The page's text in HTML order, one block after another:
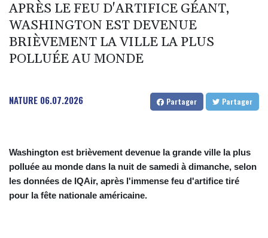
APRÈS LE FEU D'ARTIFICE GÉANT,
WASHINGTON EST DEVENUE
BRIÈVEMENT LA VILLE LA PLUS
POLLUÉE AU MONDE
NATURE 06.07.2026 Partager Partager
Washington est brièvement devenue la grande ville la plus
polluée au monde dans la nuit de samedi à dimanche, selon
les données de IQAir, après l'immense feu d'artifice tiré
pour la fête nationale américaine.